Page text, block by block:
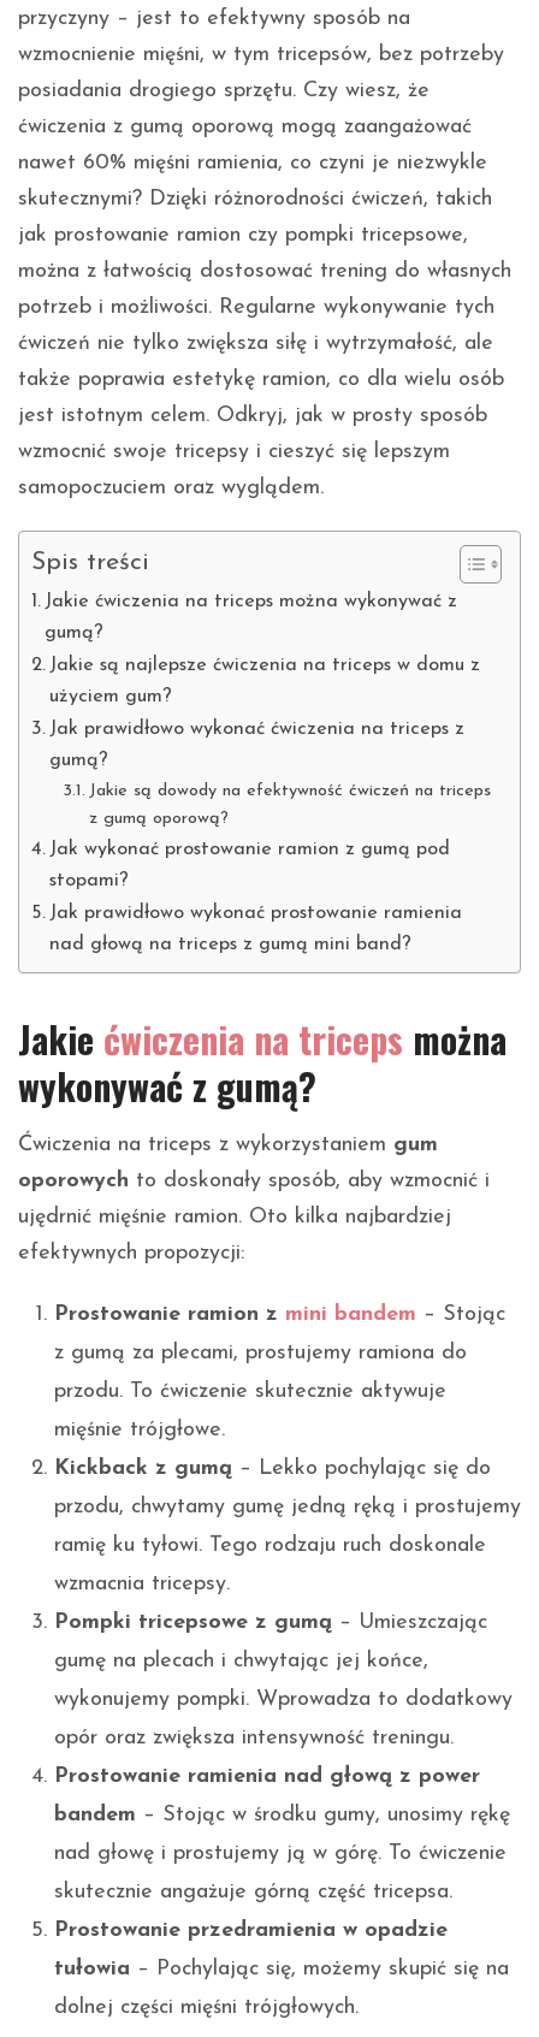
przyczyny – jest to efektywny sposób na
wzmocnienie mięśni, w tym tricepsów, bez potrzeby
posiadania drogiego sprzętu. Czy wiesz, że
ćwiczenia z gumą oporową mogą zaangażować
nawet 60% mięśni ramienia, co czyni je niezwykle
skutecznymi? Dzięki różnorodności ćwiczeń, takich
jak prostowanie ramion czy pompki tricepsowe,
można z łatwością dostosować trening do własnych
potrzeb i możliwości. Regularne wykonywanie tych
ćwiczeń nie tylko zwiększa siłę i wytrzymałość, ale
także poprawia estetykę ramion, co dla wielu osób
jest istotnym celem. Odkryj, jak w prosty sposób
wzmocnić swoje tricepsy i cieszyć się lepszym
samopoczuciem oraz wyglądem.
Spis treści
Jakie ćwiczenia na triceps można wykonywać z
gumą?
Jakie są najlepsze ćwiczenia na triceps w domu z
użyciem gum?
Jak prawidłowo wykonać ćwiczenia na triceps z
gumą?
Jakie są dowody na efektywność ćwiczeń na triceps
z gumą oporową?
Jak wykonać prostowanie ramion z gumą pod
stopami?
Jak prawidłowo wykonać prostowanie ramienia
nad głową na triceps z gumą mini band?
Jakie ćwiczenia na triceps można
wykonywać z gumą?
Ćwiczenia na triceps z wykorzystaniem gum
oporowych to doskonały sposób, aby wzmocnić i
ujędrnić mięśnie ramion. Oto kilka najbardziej
efektywnych propozycji:
Prostowanie ramion z mini bandem – Stojąc
z gumą za plecami, prostujemy ramiona do
przodu. To ćwiczenie skutecznie aktywuje
mięśnie trójgłowe.
Kickback z gumą – Lekko pochylając się do
przodu, chwytamy gumę jedną ręką i prostujemy
ramię ku tyłowi. Tego rodzaju ruch doskonale
wzmacnia tricepsy.
Pompki tricepsowe z gumą – Umieszczając
gumę na plecach i chwytając jej końce,
wykonujemy pompki. Wprowadza to dodatkowy
opór oraz zwiększa intensywność treningu.
Prostowanie ramienia nad głową z power
bandem – Stojąc w środku gumy, unosimy rękę
nad głowę i prostujemy ją w górę. To ćwiczenie
skutecznie angażuje górną część tricepsa.
Prostowanie przedramienia w opadzie
tułowia – Pochylając się, możemy skupić się na
dolnej części mięśni trójgłowych.